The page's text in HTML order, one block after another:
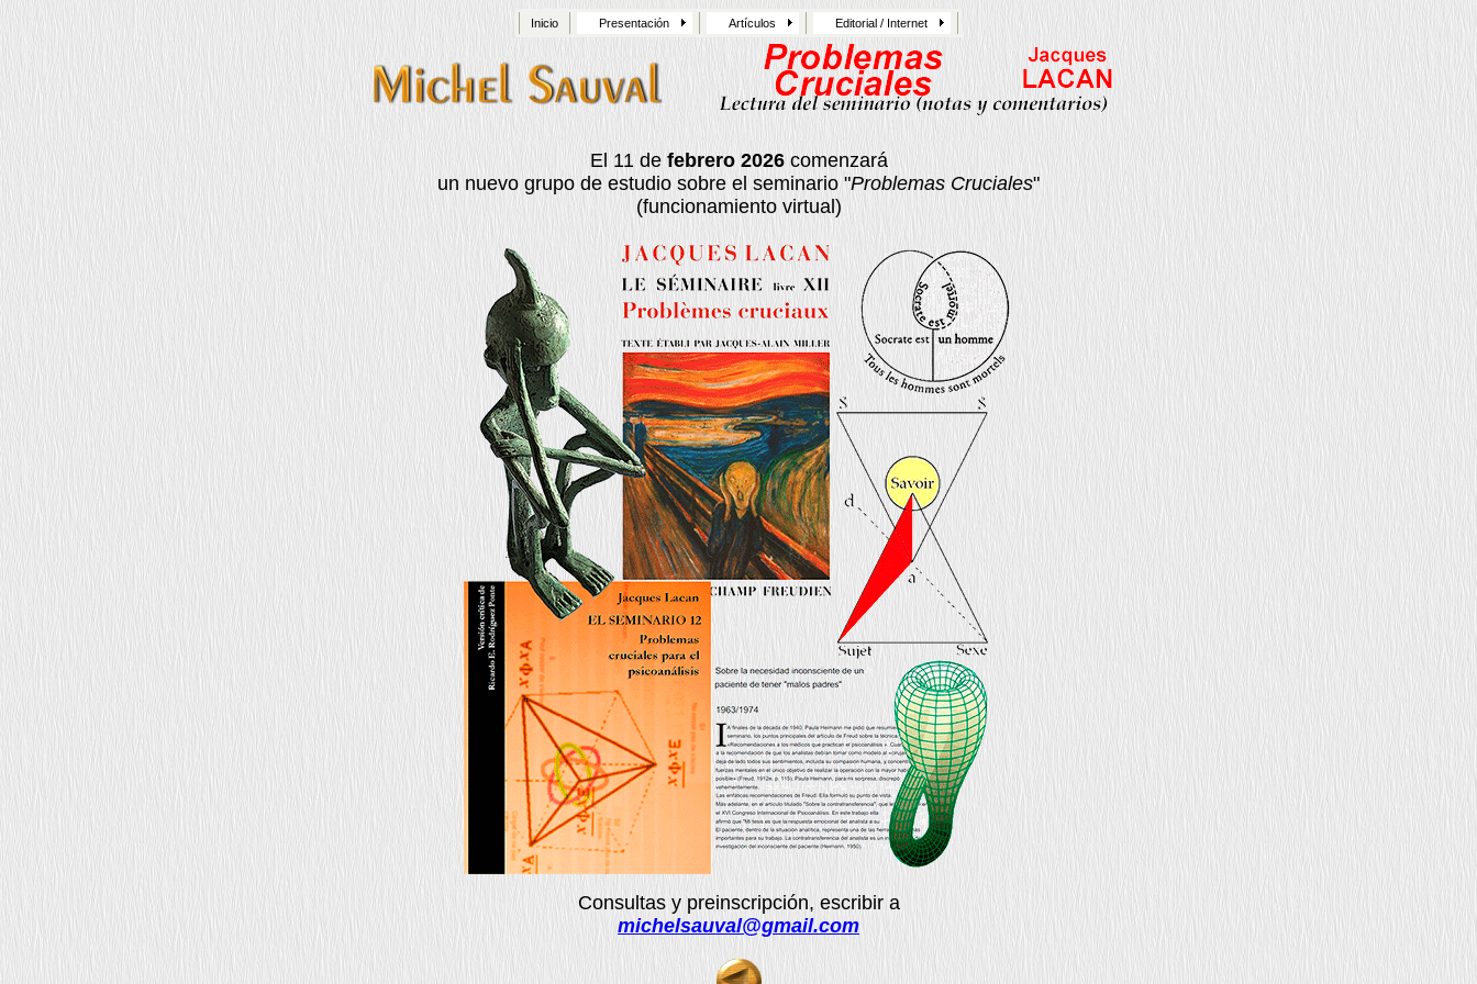
Inicio Presentación Artículos Editorial / Internet
El 11 de febrero 2026comenzará
un nuevo grupo de estudio sobre el seminario "Problemas Cruciales"
(funcionamiento virtual)
Consultas y preinscripción, escribir a
michelsauval@gmail.com